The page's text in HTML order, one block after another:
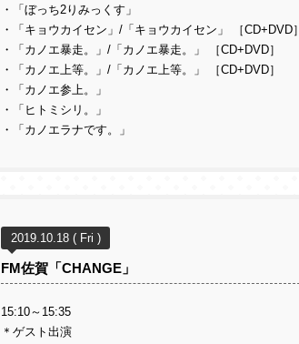
・「ぼっち2りみっくす」
・「キョウカイセン」/「キョウカイセン」 ［CD+DVD］
・「カノエ暴走。」/「カノエ暴走。」 ［CD+DVD］
・「カノエ上等。」/「カノエ上等。」 ［CD+DVD］
・「カノエ参上。」
・「ヒトミシリ。」
・「カノエラナです。」
2019.10.18 ( Fri )
FM佐賀「CHANGE」
15:10～15:35
＊ゲスト出演